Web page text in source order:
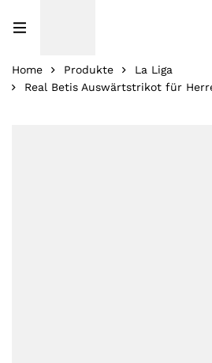
Home Produkte
La Liga
Real Betis Auswärtstrikot für